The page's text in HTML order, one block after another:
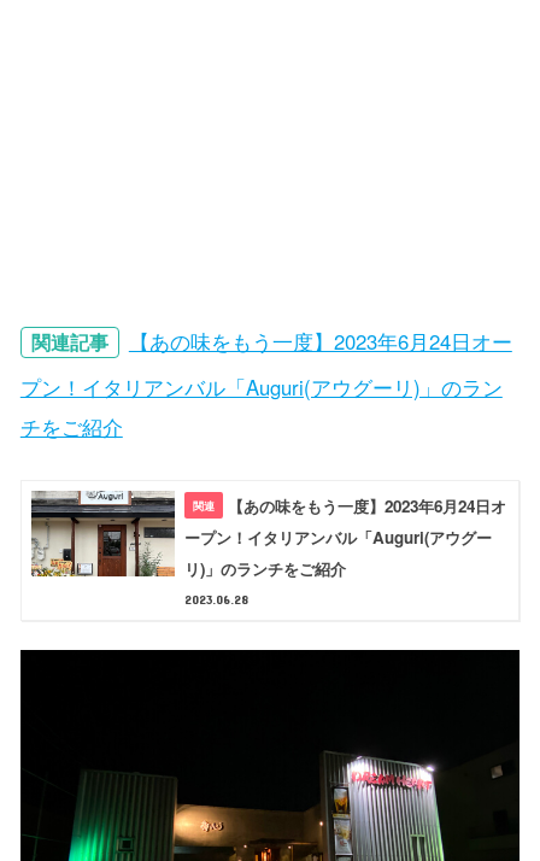
関連記事
【あの味をもう一度】2023年6月24日オー
プン！イタリアンバル「Auguri(アウグーリ)」のラン
チをご紹介
【あの味をもう一度】2023年6月24日オ
ープン！イタリアンバル「Auguri(アウグー
リ)」のランチをご紹介
2023.06.28